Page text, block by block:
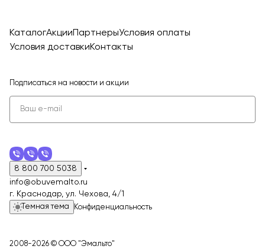
КаталогАкции ПартнерыУсловия оплаты
Условия доставкиКонтакты
Подписаться на новости и акции
8 800 700 5038
info@obuvemalto.ru
г. Краснодар, ул. Чехова, 4/1
Темная тема Конфиденциальность
2008-2026 © ООО "Эмальто"